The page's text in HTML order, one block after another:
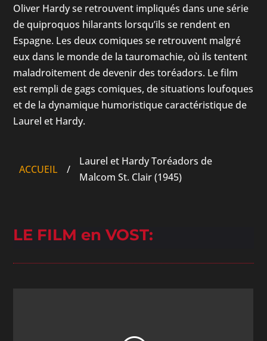
Oliver Hardy se retrouvent impliqués dans une série
de quiproquos hilarants lorsqu’ils se rendent en
Espagne. Les deux comiques se retrouvent malgré
eux dans le monde de la tauromachie, où ils tentent
maladroitement de devenir des toréadors. Le film
est rempli de gags comiques, de situations loufoques
et de la dynamique humoristique caractéristique de
Laurel et Hardy.
ACCUEIL /
Laurel et Hardy Toréadors de
Malcom St. Clair (1945)
LE FILM en VOST: